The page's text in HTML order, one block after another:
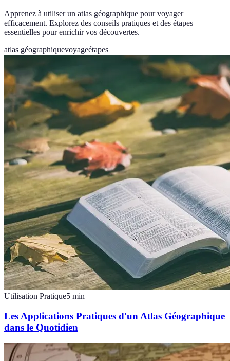
Apprenez à utiliser un atlas géographique pour voyager
efficacement. Explorez des conseils pratiques et des étapes
essentielles pour enrichir vos découvertes.
atlas géographiquevoyageétapes
Utilisation Pratique5 min
Les Applications Pratiques d'un Atlas Géographique
dans le Quotidien